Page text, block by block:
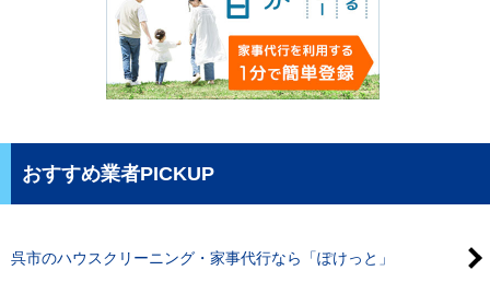
おすすめ業者PICKUP
呉市のハウスクリーニング・家事代行なら「ぽけっと」